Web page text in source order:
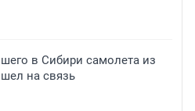
в Сибири самолета из
на связь